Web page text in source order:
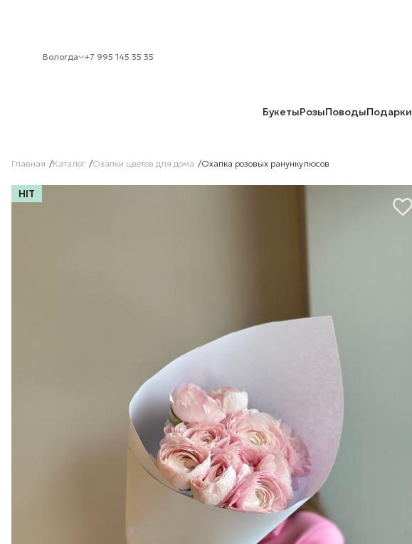
Вологда +7 995 145 35 35
БукетыРозыПоводыПодарки
Главная Каталог Охапки цветов для дома Охапка розовых ранункулюсов
HIT